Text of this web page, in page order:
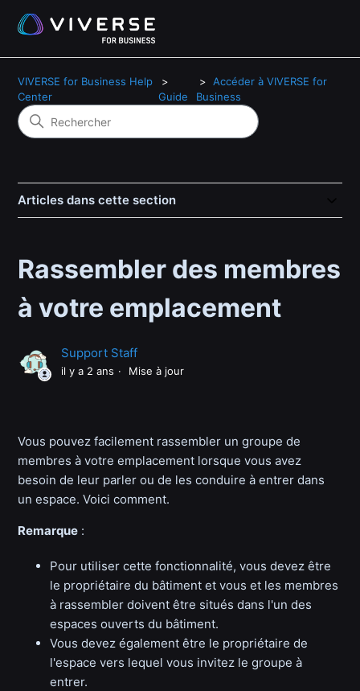
VIVERSE for Business Help
Center
Guide
Accéder à VIVERSE for
Business
Articles dans cette section
Rassembler des membres
à votre emplacement
Support Staff
il y a 2 ans Mise à jour
Vous pouvez facilement rassembler un groupe de
membres à votre emplacement lorsque vous avez
besoin de leur parler ou de les conduire à entrer dans
un espace. Voici comment.
Remarque :
Pour utiliser cette fonctionnalité, vous devez être
le propriétaire du bâtiment et vous et les membres
à rassembler doivent être situés dans l'un des
espaces ouverts du bâtiment.
Vous devez également être le propriétaire de
l'espace vers lequel vous invitez le groupe à
entrer.